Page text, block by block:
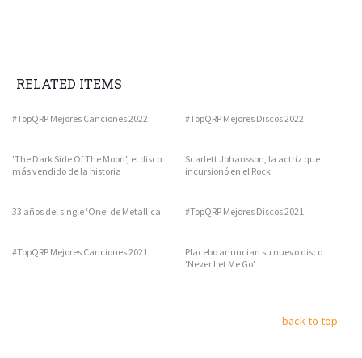
RELATED ITEMS
#TopQRP Mejores Canciones 2022 #TopQRP Mejores Discos 2022
'The Dark Side Of The Moon', el disco
más vendido de la historia
Scarlett Johansson, la actriz que
incursionó en el Rock
33 años del single ‘One’ de Metallica #TopQRP Mejores Discos 2021
#TopQRP Mejores Canciones 2021
Placebo anuncian su nuevo disco
'Never Let Me Go'
back to top